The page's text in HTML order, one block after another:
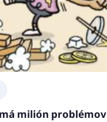
milión problémov